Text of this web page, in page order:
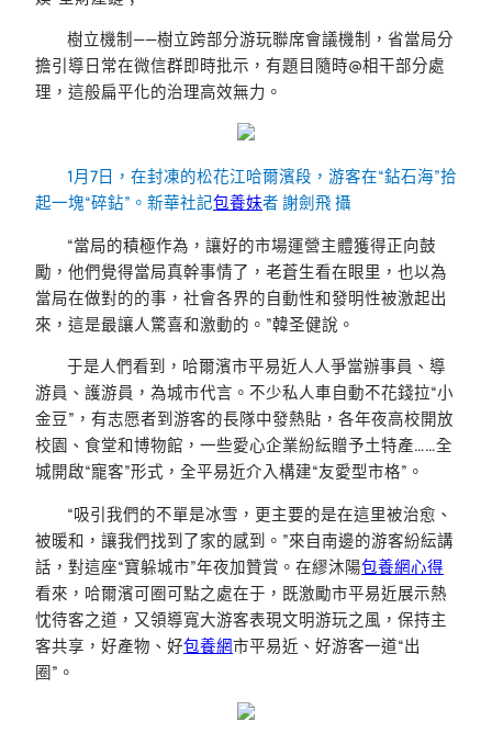
樹立機制——樹立跨部分游玩聯席會議機制，省當局分
擔引導日常在微信群即時批示，有題目隨時@相干部分處
理，這般扁平化的治理高效無力。
1月7日，在封凍的松花江哈爾濱段，游客在“鉆石海”拾
起一塊“碎鉆”。新華社記包養妹者 謝劍飛 攝
“當局的積極作為，讓好的市場運營主體獲得正向鼓
勵，他們覺得當局真幹事情了，老蒼生看在眼里，也以為
當局在做對的的事，社會各界的自動性和發明性被激起出
來，這是最讓人驚喜和激動的。”韓圣健說。
于是人們看到，哈爾濱市平易近人人爭當辦事員、導
游員、護游員，為城市代言。不少私人車自動不花錢拉“小
金豆”，有志愿者到游客的長隊中發熱貼，各年夜高校開放
校園、食堂和博物館，一些愛心企業紛紜贈予土特產……全
城開啟“寵客”形式，全平易近介入構建“友愛型市格”。
“吸引我們的不單是冰雪，更主要的是在這里被治愈、
被暖和，讓我們找到了家的感到。”來自南邊的游客紛紜講
話，對這座“寶躲城市”年夜加贊賞。在繆沐陽包養網心得
看來，哈爾濱可圈可點之處在于，既激勵市平易近展示熱
忱待客之道，又領導寬大游客表現文明游玩之風，保持主
客共享，好產物、好包養網市平易近、好游客一道“出
圈”。